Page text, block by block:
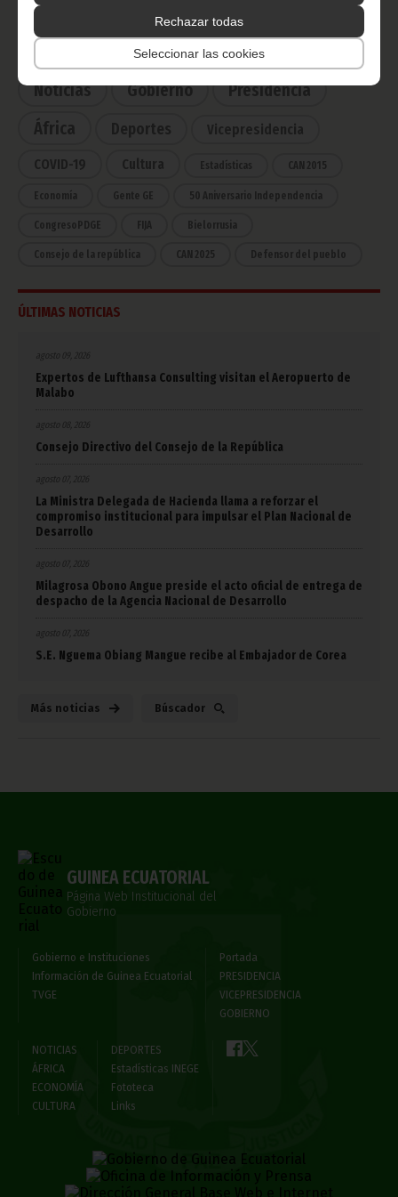
Rechazar todas
Seleccionar las cookies
Noticias Gobierno
Presidencia
África
Deportes Vicepresidencia
COVID-19 Cultura Estadísticas CAN 2015
Economía Gente GE 50 Aniversario Independencia
CongresoPDGE FIJA Bielorrusia
Consejo de la república CAN 2025 Defensor del pueblo
ÚLTIMAS NOTICIAS
agosto 09, 2026
Expertos de Lufthansa Consulting visitan el Aeropuerto de
Malabo
agosto 08, 2026
Consejo Directivo del Consejo de la República
agosto 07, 2026
La Ministra Delegada de Hacienda llama a reforzar el
compromiso institucional para impulsar el Plan Nacional de
Desarrollo
agosto 07, 2026
Milagrosa Obono Angue preside el acto oficial de entrega de
despacho de la Agencia Nacional de Desarrollo
agosto 07, 2026
S.E. Nguema Obiang Mangue recibe al Embajador de Corea
Más noticias Búscador
GUINEA ECUATORIAL
Página Web Institucional del
Gobierno
Gobierno e Instituciones
Información de Guinea Ecuatorial
TVGE
Portada
PRESIDENCIA
VICEPRESIDENCIA
GOBIERNO
NOTICIAS
ÁFRICA
ECONOMÍA
CULTURA
DEPORTES
Estadísticas INEGE
Fototeca
Links